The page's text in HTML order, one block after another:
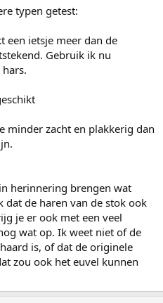
typen getest:
een ietsje meer dan de
Gebruik ik nu
minder zacht en plakkerig dan
herinnering brengen wat
dat de haren van de stok ook
je er ook met een veel
wat op. Ik weet niet of de
is, of dat de originele
zou ook het euvel kunnen